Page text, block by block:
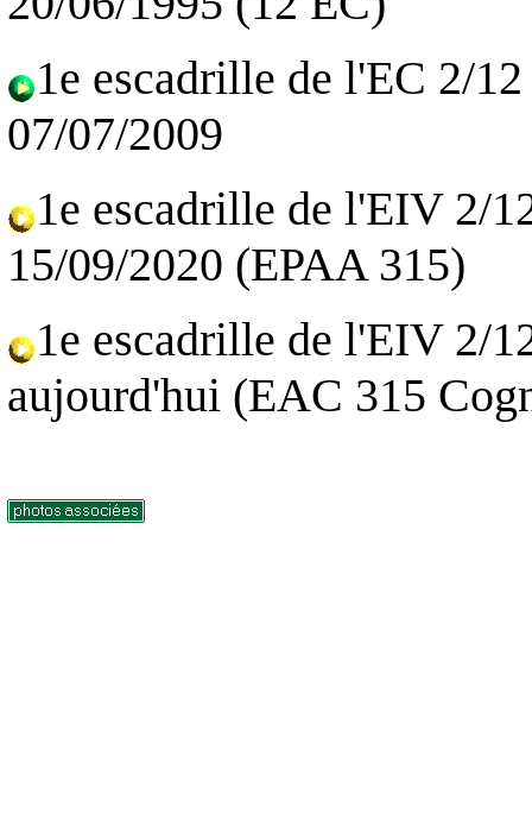
1e escadrille de l'EC 2/
07/07/2009
1e escadrille de l'EIV 2/
15/09/2020 (EPAA 315)
1e escadrille de l'EIV 2/
aujourd'hui (EAC 315